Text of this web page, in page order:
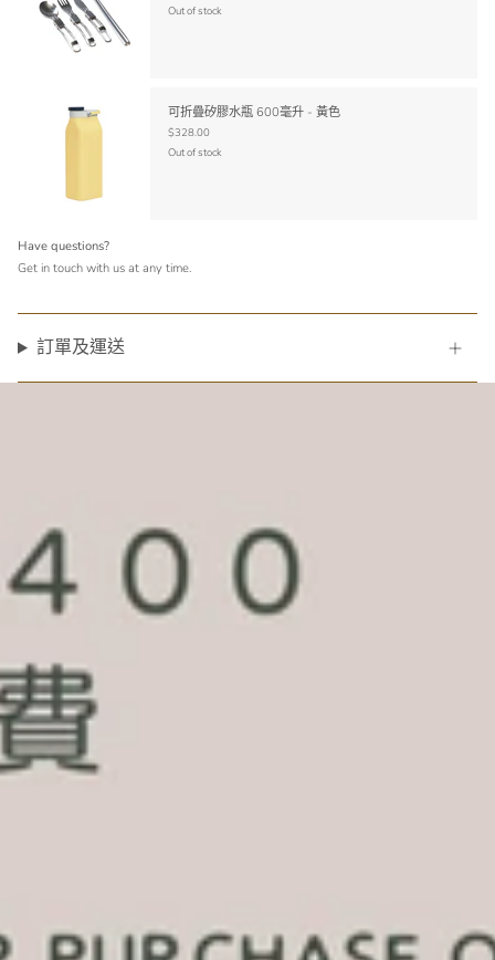
Out of stock
可折疊矽膠水瓶 600毫升 - 黃色
$328.00
Out of stock
Have questions?
Get in touch with us at any time.
訂單及運送